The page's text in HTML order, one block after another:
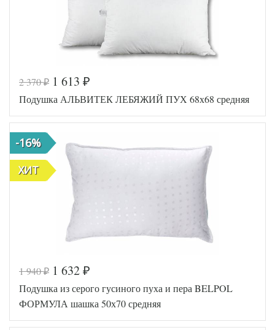
Код товара
572-650
BP46300
3
Плотность
Размер
подушки
68х68
Наполнитель
Код товара
Артикул
AL4607048004
333
Плотность
Средняя
Размер
2 370₽ 1 613 ₽
Подушка АЛЬВИТЕК ЛЕБЯЖИЙ ПУХ 68х68 средняя
-16%
ХИТ
1 940₽ 1 632 ₽
Подушка из серого гусиного пуха и пера BELPOL
ФОРМУЛА шашка 50х70 средняя